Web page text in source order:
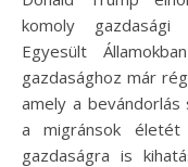
komoly gazdasági
Egyesült
gazdasághoz már
amely a
a migránsok
gazdaságra is